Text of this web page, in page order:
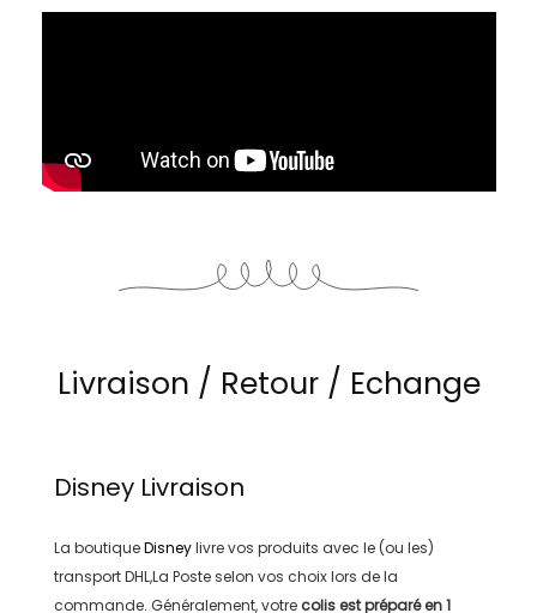
Livraison / Retour / Echange
DisneyLivraison
La boutiqueDisneylivre vos produits avec le (ou les)
transportDHL,La Posteselon vos choix lors de la
commande. Généralement, votre colis est préparé en1